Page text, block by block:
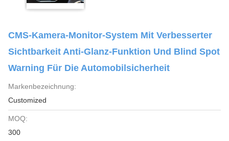
CMS-Kamera-Monitor-System Mit Verbesserter
Sichtbarkeit Anti-Glanz-Funktion Und Blind Spot
Warning Für Die Automobilsicherheit
Markenbezeichnung:
Customized
MOQ:
300